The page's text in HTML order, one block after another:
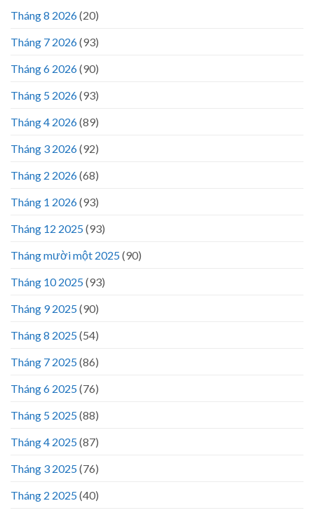
Tháng 8 2026(20)
Tháng 7 2026(93)
Tháng 6 2026(90)
Tháng 5 2026(93)
Tháng 4 2026(89)
Tháng 3 2026(92)
Tháng 2 2026(68)
Tháng 1 2026(93)
Tháng 12 2025(93)
Tháng mười một 2025(90)
Tháng 10 2025(93)
Tháng 9 2025(90)
Tháng 8 2025(54)
Tháng 7 2025(86)
Tháng 6 2025(76)
Tháng 5 2025(88)
Tháng 4 2025(87)
Tháng 3 2025(76)
Tháng 2 2025(40)